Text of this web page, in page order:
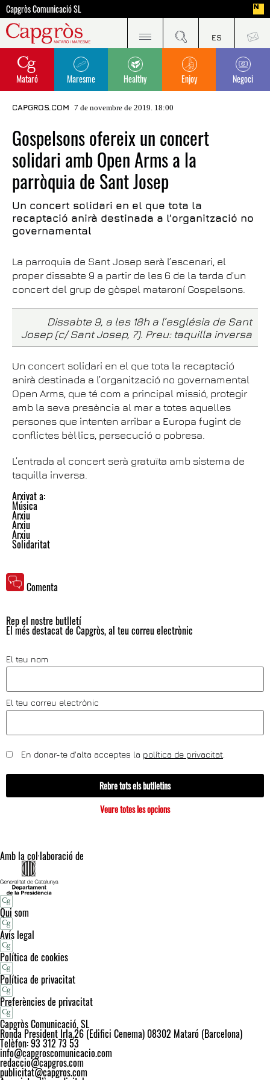
Capgròs Comunicació SL
Mataró Maresme Healthy Enjoy Negoci
CAPGROS.COM 7 de novembre de 2019. 18:00
Gospelsons ofereix un concert
solidari amb Open Arms a la
parròquia de Sant Josep
Un concert solidari en el que tota la
recaptació anirà destinada a l’organització no
governamental
La parroquia de Sant Josep serà l’escenari, el
proper dissabte 9 a partir de les 6 de la tarda d’un
concert del grup de gòspel mataroní Gospelsons.
Dissabte 9, a les 18h a l’església de Sant
Josep (c/ Sant Josep, 7). Preu: taquilla inversa
Un concert solidari en el que tota la recaptació
anirà destinada a l’organització no governamental
Open Arms, que té com a principal missió, protegir
amb la seva presència al mar a totes aquelles
persones que intenten arribar a Europa fugint de
conflictes bèl·lics, persecució o pobresa.
L’entrada al concert serà gratuïta amb sistema de
taquilla inversa.
Arxivat a:
Música
Arxiu
Arxiu
Arxiu
Solidaritat
Comenta
Rep el nostre butlletí
El més destacat de Capgròs, al teu correu electrònic
El teu nom
El teu correu electrònic
En donar-te d'alta acceptes la política de privacitat
Rebre tots els butlletins
Veure totes les opcions
Amb la col·laboració de
Qui som
Avís legal
Política de cookies
Política de privacitat
Preferències de privacitat
Capgròs Comunicació, SL
Ronda President Irla,26 (Edifici Cenema) 08302 Mataró (Barcelona)
Telèfon: 93 312 73 53
info@capgroscomunicacio.com
redaccio@capgros.com
publicitat@capgros.com